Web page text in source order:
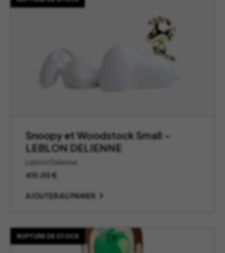
Snoopy et Woodstock Small –
LEBLON DELIENNE
Leblon Delienne
410,00€
AJOUTER AU PANIER
RUPTURE DE STOCK